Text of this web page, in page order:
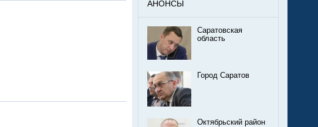
АНОНСЫ
Саратовская
область
Город Саратов
Октябрьский район